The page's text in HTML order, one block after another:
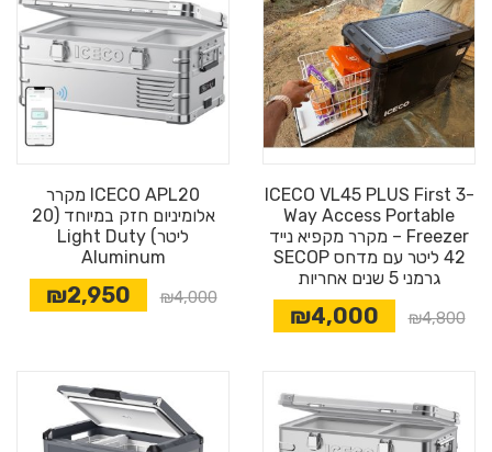
ICECO VL45 PLUS First 3-
Way Access Portable
Freezer – מקרר מקפיא נייד
42 ליטר עם מדחס SECOP
גרמני 5 שנים אחריות
₪4,800
₪4,000
ICECO APL20 מקרר
אלומיניום חזק במיוחד (20
ליטר) Light Duty
Aluminum
₪4,000
₪2,950